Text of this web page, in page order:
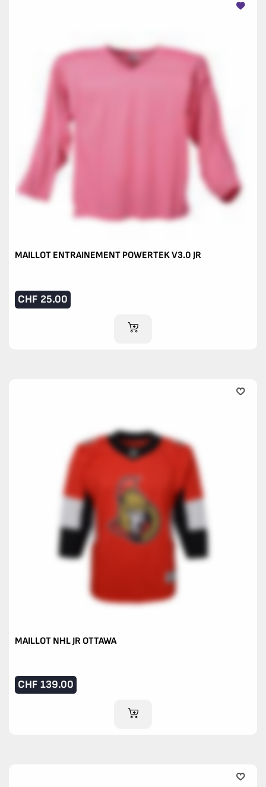
MAILLOT ENTRAINEMENT POWERTEK V3.0 JR
CHF 25.00
AJOUTER AU PANIER
MAILLOT NHL JR OTTAWA
CHF 139.00
AJOUTER AU PANIER